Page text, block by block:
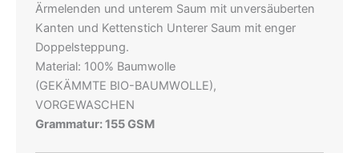
Ärmelenden und unterem Saum mit unversäuberten
Kanten und Kettenstich Unterer Saum mit enger
Doppelsteppung.
Material: 100% Baumwolle
(GEKÄMMTE BIO-BAUMWOLLE),
VORGEWASCHEN
Grammatur: 155 GSM